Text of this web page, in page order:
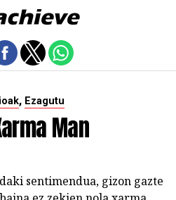
, Ezagutu
Man
sentimendua, gizon gazte